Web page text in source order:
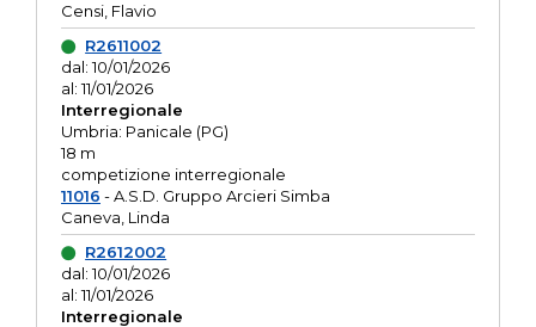
Censi, Flavio
R2611002
dal: 10/01/2026
al: 11/01/2026
Interregionale
Umbria: Panicale (PG)
18 m
competizione interregionale
11016 - A.S.D. Gruppo Arcieri Simba
Caneva, Linda
R2612002
dal: 10/01/2026
al: 11/01/2026
Interregionale